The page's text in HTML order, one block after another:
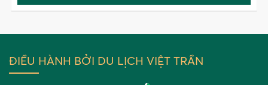
ĐIỀU HÀNH BỞI DU LỊCH VIỆT TRẦN